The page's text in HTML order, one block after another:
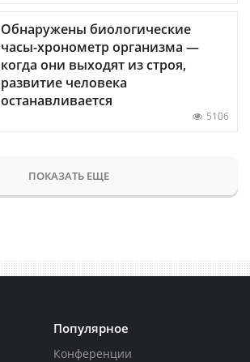
Обнаружены биологические
часы-хронометр организма —
когда они выходят из строя,
развитие человека
останавливается
5106
ПОКАЗАТЬ ЕЩЕ
Популярное
Конференции